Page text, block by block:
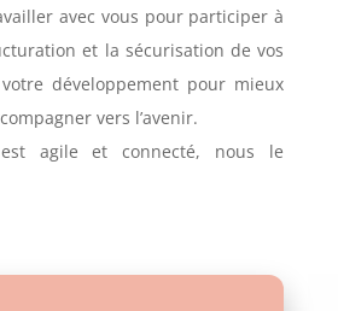
avec vous pour participer à
et la sécurisation de vos
développement pour mieux
vers l’avenir.
agile et connecté, nous le